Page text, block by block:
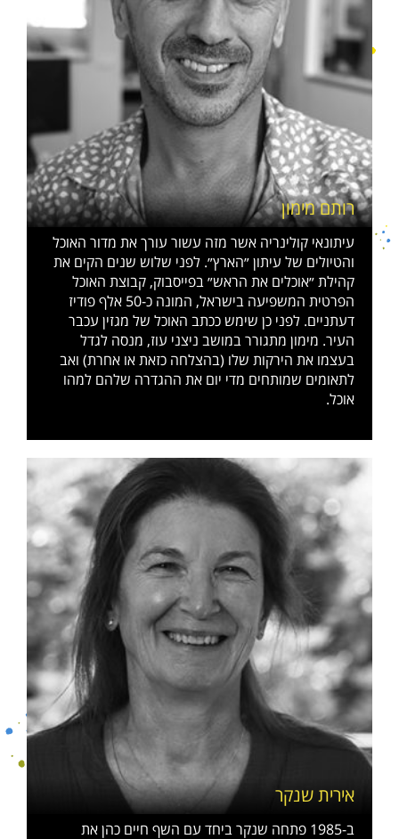
רותם מימון
עיתונאי קולינריה אשר מזה עשור עורך את מדור האוכל
והטיולים של עיתון ״הארץ״. לפני שלוש שנים הקים את
קהילת ״אוכלים את הראש״ בפייסבוק, קבוצת האוכל
הפרטית המשפיעה בישראל, המונה כ-50 אלף פודיז
דעתניים. לפני כן שימש ככתב האוכל של מגזין עכבר
העיר. מימון מתגורר במושב ניצני עוז, מנסה לגדל
בעצמו את הירקות שלו (בהצלחה כזאת או אחרת) ואב
לתאומים שמותחים מדי יום את ההגדרה שלהם למהו
אוכל.
אירית שנקר
ב-1985 פתחה שנקר ביחד עם השף חיים כהן את